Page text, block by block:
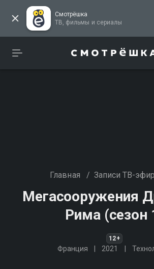
Смотрёшка
ТВ, фильмы и сериалы
Главная / Записи ТВ-
Мегасооружения
Рима (сезон
12+
Франция 2021